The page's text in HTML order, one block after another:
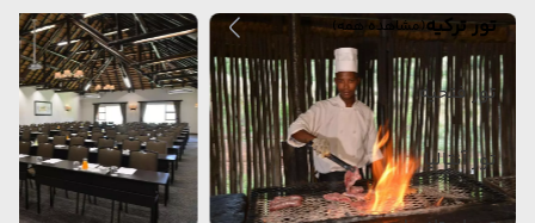
تور ترکیه(مشاهده همه)
تور فتحیه
تور آنتالیا